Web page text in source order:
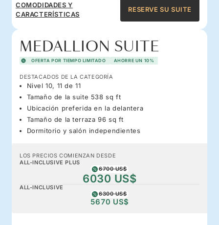
COMODIDADES Y
CARACTERÍSTICAS
RESERVE SU SUITE
MEDALLION SUITE
OFERTA POR TIEMPO LIMITADO AHORRE UN 10%
DESTACADOS DE LA CATEGORÍA
Nivel 10, 11 de 11
Tamaño de la suite 538 sq ft
Ubicación preferida en la delantera
Tamaño de la terraza 96 sq ft
Dormitorio y salón independientes
LOS PRECIOS COMIENZAN DESDE
ALL-INCLUSIVE PLUS
6700 US$
6030 US$
ALL-INCLUSIVE
6300 US$
5670 US$